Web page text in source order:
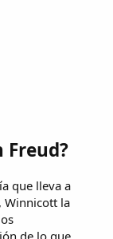
Freud?
que lleva a
Winnicott la
de lo que